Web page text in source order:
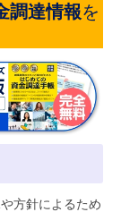
調達情報を
方針によるため